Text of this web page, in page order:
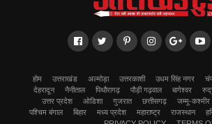
होम उत्तराखंड अल्मोड़ा उत्तरकाशी उधम सिंह नगर
देहरादून
नैनीताल पिथौरागढ़ पौड़ी गढ़वाल बागेश्वर
उत्तर प्रदेश
ओडिशा गुजरात छत्तीसगढ़ जम्मू-कश्मीर
पश्चिम बंगाल
बिहार मध्य प्रदेश महाराष्ट्र राजस्थान